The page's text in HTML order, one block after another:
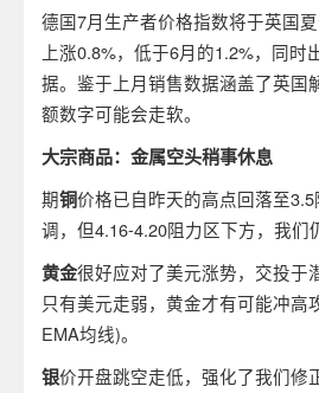
德国7月生产者价格指数将于英国
上涨0.8%，低于6月的1.2%，同时
据。鉴于上月销售数据涵盖了英国
额数字可能会走软。
大宗商品：金属空头稍事休息
期铜价格已自昨天的高点回落至
调，但4.16-4.20阻力区下方，我们
黄金很好应对了美元涨势，交投于
只有美元走弱，黄金才有可能冲高
EMA均线)。
银价开盘跳空走低，强化了我们修